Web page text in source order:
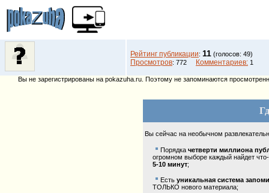
Рейтинг публикации: 11 (голосов: 49)
Просмотров: 772 Комментариев: 1
Вы не зарегистрированы на pokazuha.ru. Поэтому не запоминаются
Вы сейчас на необычном
Порядка четверти миллиона
огромном выборе каждый найдет
5-10 минут;
Есть уникальная система
ТОЛЬКО нового материала;